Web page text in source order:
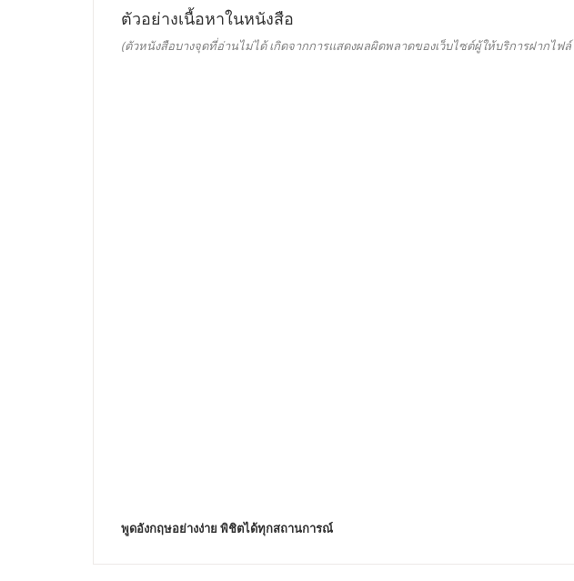
ตัวอย่างเนื้อหาในหนังสือ
(ตัวหนังสือบางจุดที่อ่านไม่ได้ เกิดจากการแสดงผลผิดพลาดของเว็บไซต์ผู้ให้บริการฝากไฟล์
พูดอังกฤษอย่างง่าย พิชิตได้ทุกสถานการณ์